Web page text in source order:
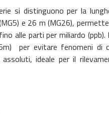
si distinguono per la
e 26 m (MG26),
alle parti per miliardo
per evitare fenomeni di
ideale per il